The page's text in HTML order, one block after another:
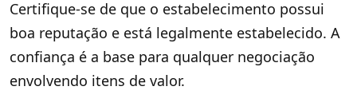
Certifique-se de que o estabelecimento possui
boa reputação e está legalmente estabelecido. A
confiança é a base para qualquer negociação
envolvendo itens de valor.